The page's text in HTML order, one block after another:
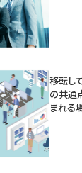
移転し
の共通
まれる